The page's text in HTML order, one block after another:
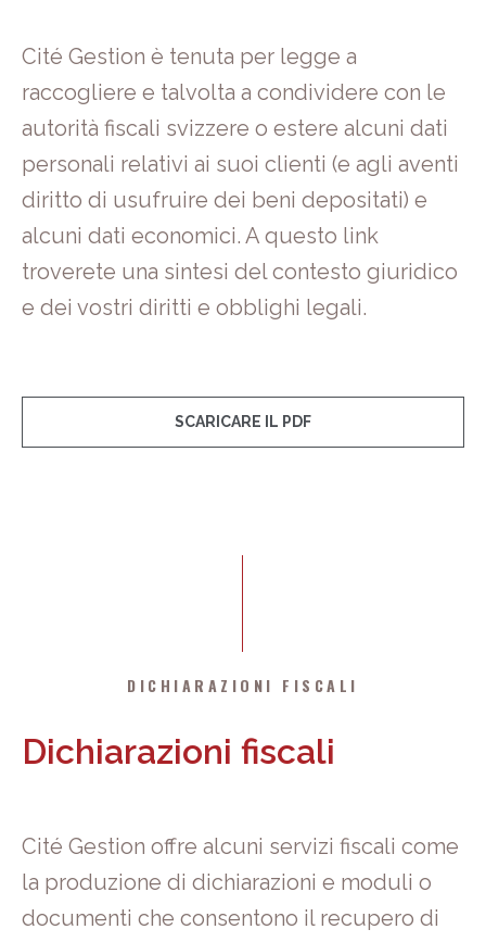
Cité Gestion è tenuta per legge a
raccogliere e talvolta a condividere con le
autorità fiscali svizzere o estere alcuni dati
personali relativi ai suoi clienti (e agli aventi
diritto di usufruire dei beni depositati) e
alcuni dati economici. A questo link
troverete una sintesi del contesto giuridico
e dei vostri diritti e obblighi legali.
SCARICARE IL PDF
DICHIARAZIONI FISCALI
Dichiarazioni fiscali
Cité Gestion offre alcuni servizi fiscali come
la produzione di dichiarazioni e moduli o
documenti che consentono il recupero di